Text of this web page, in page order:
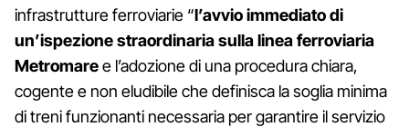
infrastrutture ferroviarie “l’avvio immediato di
un’ispezione straordinaria sulla linea ferroviaria
Metromaree l’adozione di una procedura chiara,
cogente e non eludibile che definisca la soglia minima
di treni funzionanti necessaria per garantire il servizio